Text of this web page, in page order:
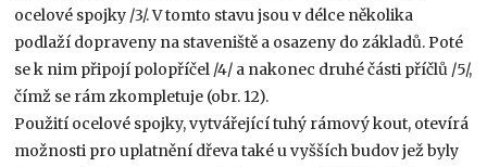
ocelové spojky /3/. V tomto stavu jsou v délce několika
podlaží dopraveny na staveniště a osazeny do základů. Poté
se k nim připojí polopříčel /4/ a nakonec druhé části příčlů /5/,
čímž se rám zkompletuje (obr. 12).
Použití ocelové spojky, vytvářející tuhý rámový kout, otevírá
možnosti pro uplatnění dřeva také u vyšších budov jež byly